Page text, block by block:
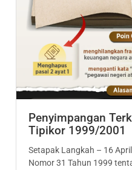
Penyimpangan
Tipikor 1999/2001
Setapak Langkah – 16
Nomor 31 Tahun 1999